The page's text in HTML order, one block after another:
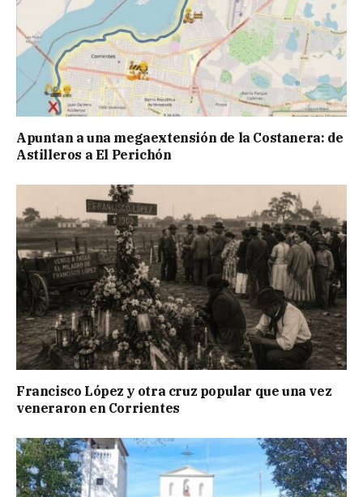
Apuntan a una megaextensión de la Costanera: de
Astilleros a El Perichón
Francisco López y otra cruz popular que una vez
veneraron en Corrientes